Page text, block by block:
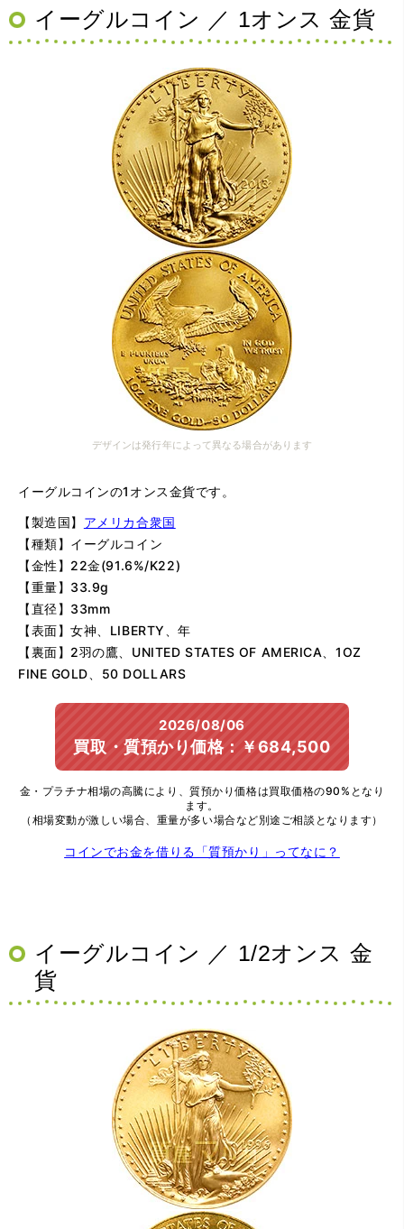
イーグルコイン ／ 1オンス 金貨
デザインは発行年によって異なる場合があります
イーグルコインの1オンス金貨です。
【製造国】 アメリカ合衆国
【種類】イーグルコイン
【金性】22金(91.6%/K22)
【重量】33.9g
【直径】33mm
【表面】女神、LIBERTY、年
【裏面】2羽の鷹、UNITED STATES OF AMERICA、1OZ
FINE GOLD、50 DOLLARS
2026/08/06
買取・質預かり価格：￥684,500
金・プラチナ相場の高騰により、質預かり価格は買取価格の90%となり
ます。
（相場変動が激しい場合、重量が多い場合など別途ご相談となります）
コインでお金を借りる「質預かり」ってなに？
イーグルコイン ／ 1/2オンス 金
貨